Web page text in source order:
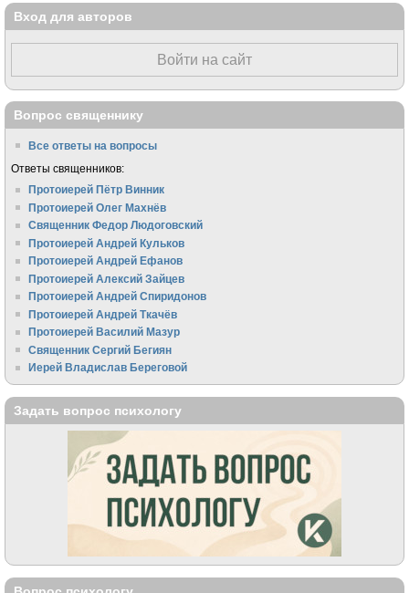
Вход для авторов
Войти на сайт
Вопрос священнику
Все ответы на вопросы
Ответы священников:
Протоиерей Пётр Винник
Протоиерей Олег Махнёв
Священник Федор Людоговский
Протоиерей Андрей Кульков
Протоиерей Андрей Ефанов
Протоиерей Алексий Зайцев
Протоиерей Андрей Спиридонов
Протоиерей Андрей Ткачёв
Протоиерей Василий Мазур
Священник Сергий Бегиян
Иерей Владислав Береговой
Задать вопрос психологу